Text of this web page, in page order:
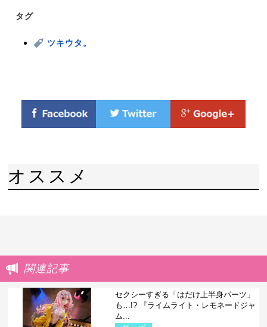
タグ
ツキウタ。
オススメ
関連記事
セクシーすぎる「はだけ上半身パーツ」
も…!? 『ライムライト・レモネードジャ
ム...